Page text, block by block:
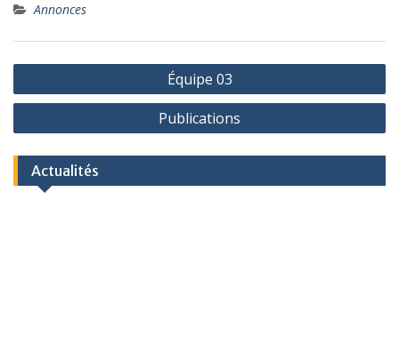
Annonces
Équipe 03
Publications
Actualités